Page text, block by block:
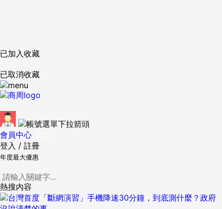
已加入收藏
已取消收藏
會員中心
登入 / 註冊
年度最大優惠
熱搜內容